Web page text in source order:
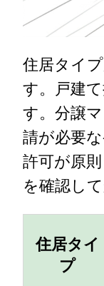
住居タイ
す。戸建
す。分譲
請が必要
許可が原
を確認し
住居タイ
プ